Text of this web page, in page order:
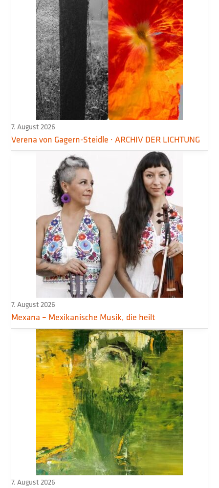
7. August 2026
Verena von Gagern-Steidle · ARCHIV DER LICHTUNG
7. August 2026
Mexana – Mexikanische Musik, die heilt
7. August 2026